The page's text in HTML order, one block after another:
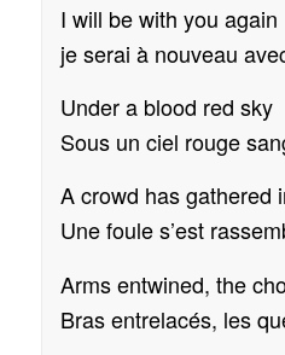
I will be with you again
je serai à nouveau
Under a blood red sky
Sous un ciel rouge
A crowd has gathered
Une foule s’est
Arms entwined, the
Bras entrelacés, les